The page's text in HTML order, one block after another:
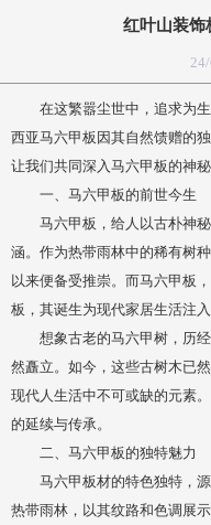
红叶山装饰
在这繁嚣尘世中，追求为生
西亚马六甲板因其自然馈赠的
让我们共同深入马六甲板的神
一、马六甲板的前世今生
马六甲板，给人以古朴神秘
涵。作为热带雨林中的稀有树
以来便备受推崇。而马六甲板
板，其诞生为现代家居生活注
想象古老的马六甲树，历经
然矗立。如今，这些古树木已
现代人生活中不可或缺的元素
的延续与传承。
二、马六甲板的独特魅力
马六甲板材的特色独特，源
热带雨林，以其纹路和色调展